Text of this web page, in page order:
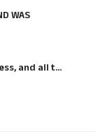
WAS
and all t...